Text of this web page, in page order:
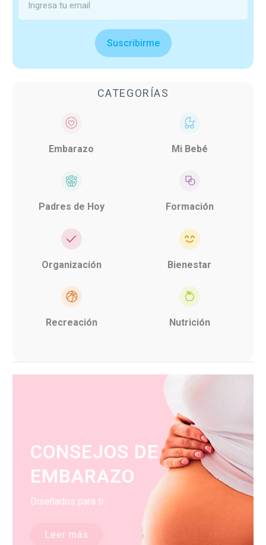
Suscribirme
CATEGORÍAS
Embarazo Mi Bebé
Padres de Hoy Formación
Organización Bienestar
Recreación Nutrición
CONSEJOS DE
EMBARAZO
Diseñados para ti
Leer más